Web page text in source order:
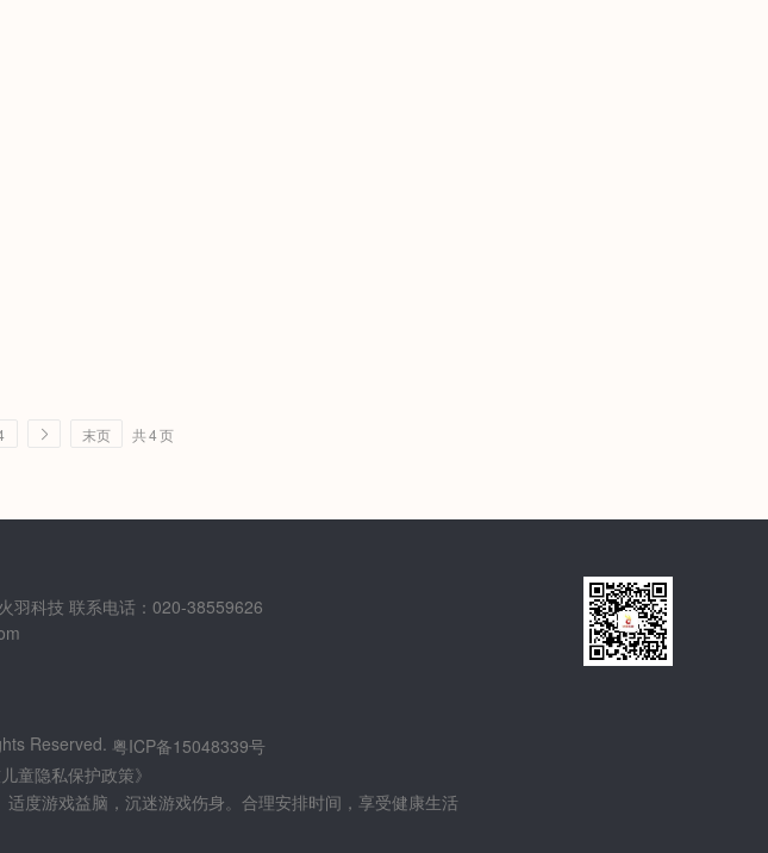
末页 共4页
羽科技 联系电话：020-38559626
Reserved. 粤ICP备15048339号
童隐私保护政策》
度游戏益脑，沉迷游戏伤身。合理安排时间，享受健康生活